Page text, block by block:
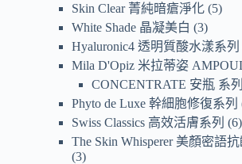
Skin Clear 菁純暗瘡淨化 5
White Shade 晶凝美白
3
Hyaluronic4 透明質酸水漾系列
Mila D'Opiz 米拉蒂姿
CONCENTRATE 安瓶 系列
Phyto de Luxe 幹細胞修復系列
Swiss Classics 高效活膚系列
6
The Skin Whisperer 美顏密語
3